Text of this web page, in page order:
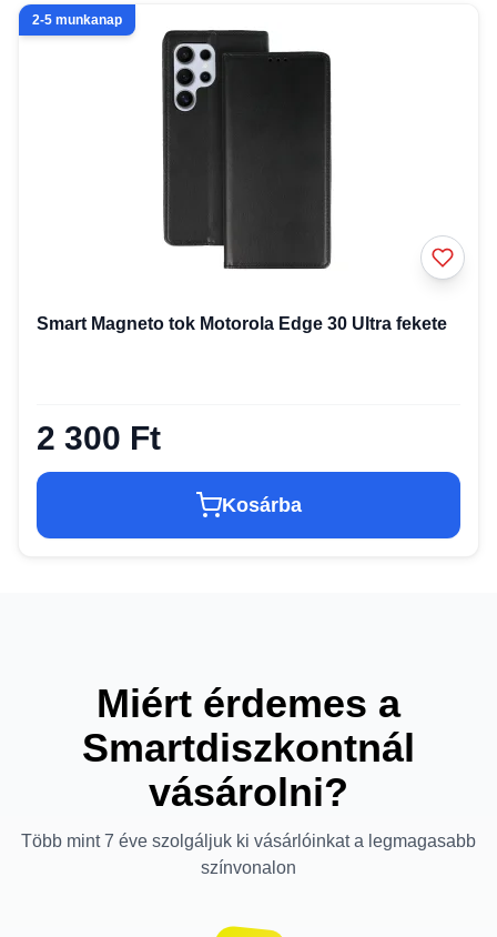
2-5 munkanap
Smart Magneto tok Motorola Edge 30 Ultra fekete
2 300 Ft
Kosárba
Miért érdemes a
Smartdiszkontnál
vásárolni?
Több mint 7 éve szolgáljuk ki vásárlóinkat a legmagasabb
színvonalon